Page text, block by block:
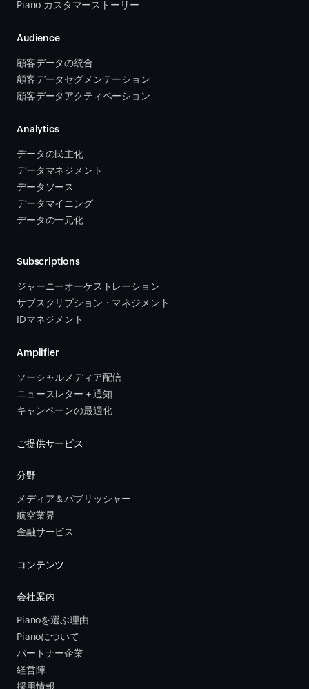
Piano カスタマーストーリー
Audience
顧客データの統合
顧客データセグメンテーション
顧客データアクティベーション
Analytics
データの民主化
データマネジメント
データソース
データマイニング
データの一元化
Subscriptions
ジャーニーオーケストレーション
サブスクリプション・マネジメント
IDマネジメント
Amplifier
ソーシャルメディア配信
ニュースレター + 通知
キャンペーンの最適化
ご提供サービス
分野
メディア＆パブリッシャー
航空業界
金融サービス
コンテンツ
会社案内
Pianoを選ぶ理由
Pianoについて
パートナー企業
経営陣
採用情報